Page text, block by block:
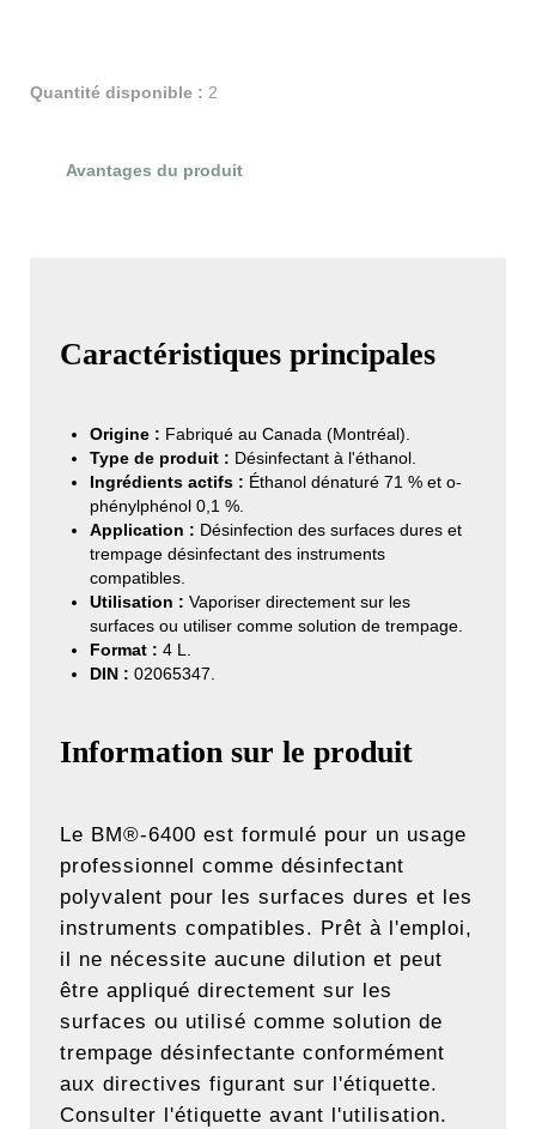
Quantité disponible : 2
Avantages du produit
Caractéristiques principales
Origine : Fabriqué au Canada (Montréal).
Type de produit : Désinfectant à l'éthanol.
Ingrédients actifs : Éthanol dénaturé 71 % et o-
phénylphénol 0,1 %.
Application : Désinfection des surfaces dures et
trempage désinfectant des instruments
compatibles.
Utilisation : Vaporiser directement sur les
surfaces ou utiliser comme solution de trempage.
Format : 4 L.
DIN : 02065347.
Information sur le produit
Le BM®-6400 est formulé pour un usage
professionnel comme désinfectant
polyvalent pour les surfaces dures et les
instruments compatibles. Prêt à l'emploi,
il ne nécessite aucune dilution et peut
être appliqué directement sur les
surfaces ou utilisé comme solution de
trempage désinfectante conformément
aux directives figurant sur l'étiquette.
Consulter l'étiquette avant l'utilisation.